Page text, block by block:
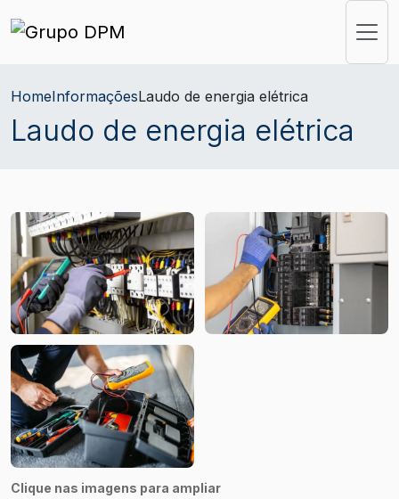
HomeInformaçõesLaudo de energia elétrica
Laudo de energia elétrica
Clique nas imagens para ampliar